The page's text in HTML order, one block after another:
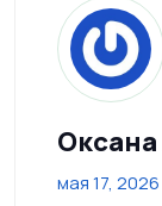
мая 17,